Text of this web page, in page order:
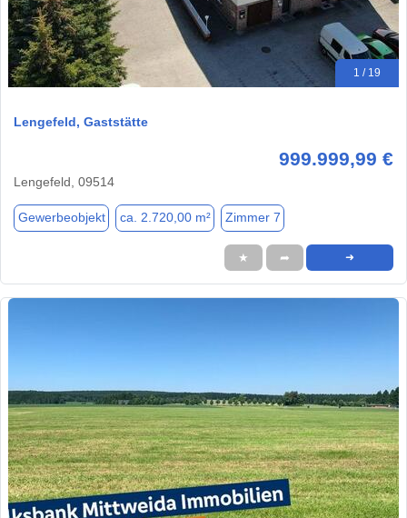
1 / 19
Lengefeld, Gaststätte
999.999,99 €
Lengefeld, 09514
Gewerbeobjekt ca. 2.720,00 m² Zimmer 7
★ ➦ ➜